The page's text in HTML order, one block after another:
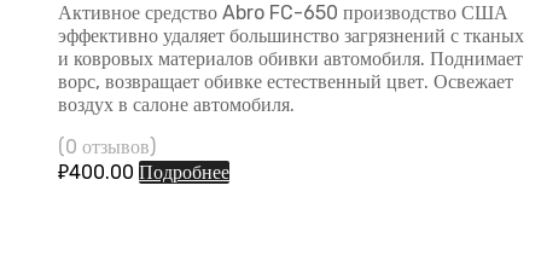
Активное средство Abro FC-650 производство США
эффективно удаляет большинство загрязнений с тканых
и ковровых материалов обивки автомобиля. Поднимает
ворс, возвращает обивке естественный цвет. Освежает
воздух в салоне автомобиля.
(0 отзывов)
₽400.00 Подробнее